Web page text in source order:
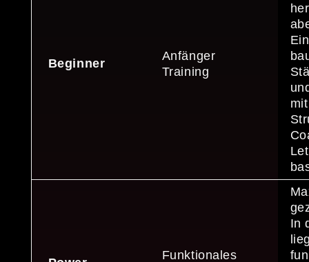
Beginner
Anfänger
Training
Funktionales
In